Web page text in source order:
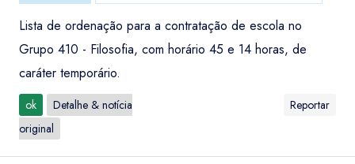
Lista de ordenação para a contratação de escola no
Grupo 410 - Filosofia, com horário 45 e 14 horas, de
caráter temporário.
ok
Detalhe & notícia
original
Reportar